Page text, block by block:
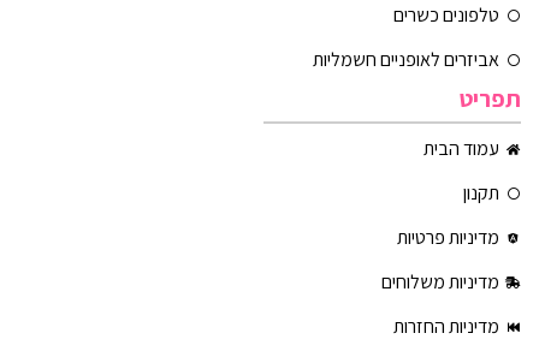
טלפונים כשרים
אביזרים לאופניים חשמליות
תפריט
עמוד הבית
תקנון
מדיניות פרטיות
מדיניות משלוחים
מדיניות החזרות